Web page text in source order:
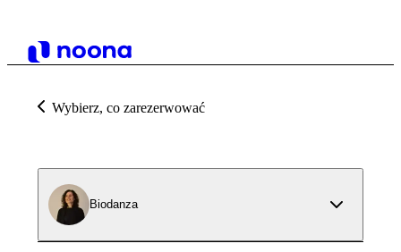
Wybierz, co zarezerwować
Biodanza